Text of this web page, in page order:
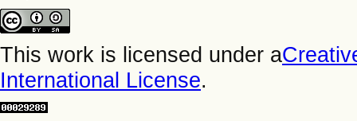
This work is licensed under a
International License.